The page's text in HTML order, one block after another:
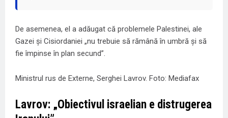
De asemenea, el a adăugat că problemele Palestinei, ale
Gazei și Cisiordaniei „nu trebuie să rămână în umbră și să
fie împinse în plan secund”.
Ministrul rus de Externe, Serghei Lavrov. Foto: Mediafax
Lavrov: „Obiectivul israelian e distrugerea